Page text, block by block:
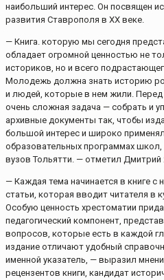
наибольший интерес. Он посвящен
развития Ставрополя в XX веке.
— Книга. которую мы сегодня
обладает огромной ценностью не
историков, но и всего
Молодежь должна знать историю
и людей, которые в нем жили. Перед
очень сложная задача — собрать и
архивные документы так, чтобы
большой интерес и широко
образовательных программах
вузов Тольятти. — отметил Дмитрий
— Каждая тема начинается в книге с
статьи, которая вводит читателя в
Особую ценность хрестоматии
педагогический компонент,
вопросов, которые есть в каждой
издание отличают удобный
именной указатель, — выразил
рецензентов книги, кандидат